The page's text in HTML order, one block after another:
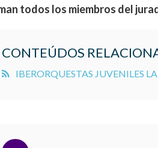
todos los miembros del
CONTEÚDOS
IBERORQUESTAS JUVENILES